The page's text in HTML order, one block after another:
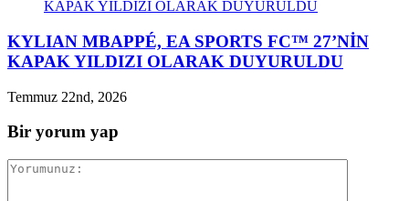
KYLIAN MBAPPÉ, EA SPORTS FC™ 27’NİN
KAPAK YILDIZI OLARAK DUYURULDU
Temmuz 22nd, 2026
Bir yorum yap